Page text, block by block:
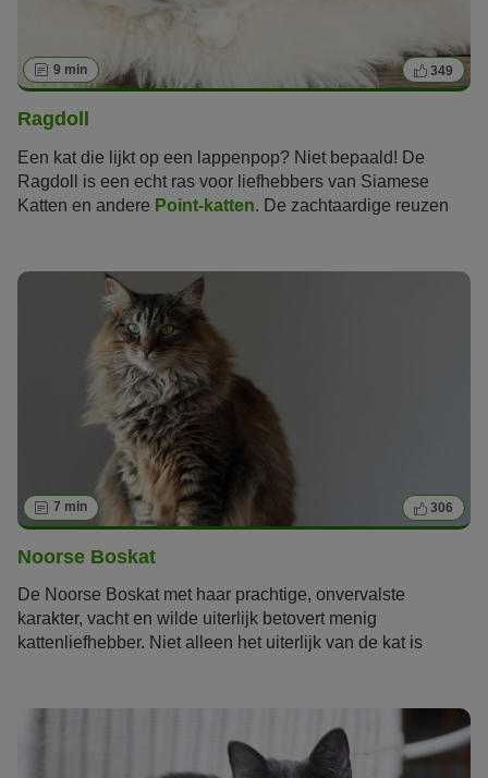
9 min 349
Ragdoll
Een kat die lijkt op een lappenpop? Niet bepaald! De
Ragdoll is een echt ras voor liefhebbers van Siamese
Katten en andere Point-katten. De zachtaardige reuzen
7 min 306
Noorse Boskat
De Noorse Boskat met haar prachtige, onvervalste
karakter, vacht en wilde uiterlijk betovert menig
kattenliefhebber. Niet alleen het uiterlijk van de kat is